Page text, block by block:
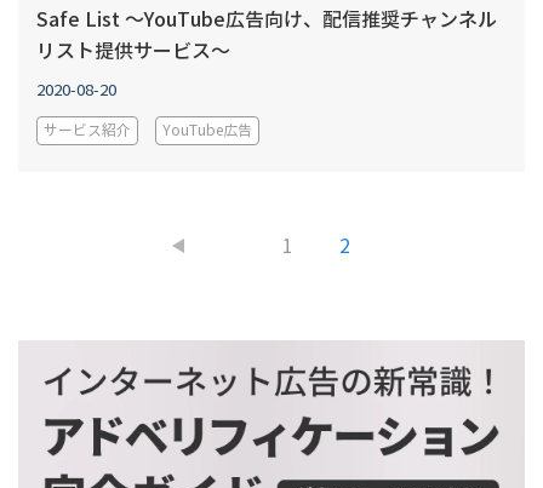
Safe List ～YouTube広告向け、配信推奨チャンネル
リスト提供サービス～
2020-08-20
サービス紹介 YouTube広告
1 2